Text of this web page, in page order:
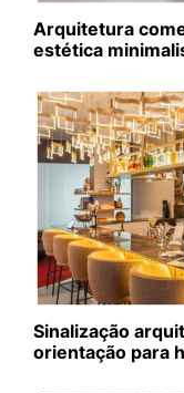
Arquitetura
estética
Sinalização
orientação para